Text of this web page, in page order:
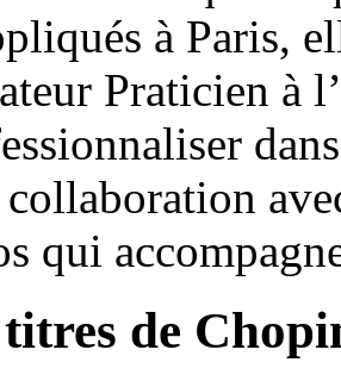
à Paris,
Praticien à
collaboration
qui
de